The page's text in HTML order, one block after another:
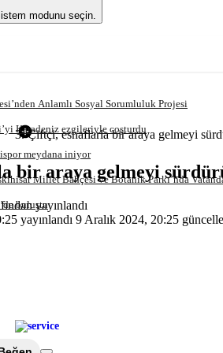
modunu seçin.
Anlamlı Sosyal Sorumluluk Projesi
Karadeniz ezgileriyle coşturdu
meydana iniyor
Millet Bahçesi ve Botanik Parkı’nda
buluştu
Çiftçi, esnaflarla bir araya gelmeyi
bir araya gelmeyi
yayınlandı
yayınlandı 9 Aralık 2024, 20:25